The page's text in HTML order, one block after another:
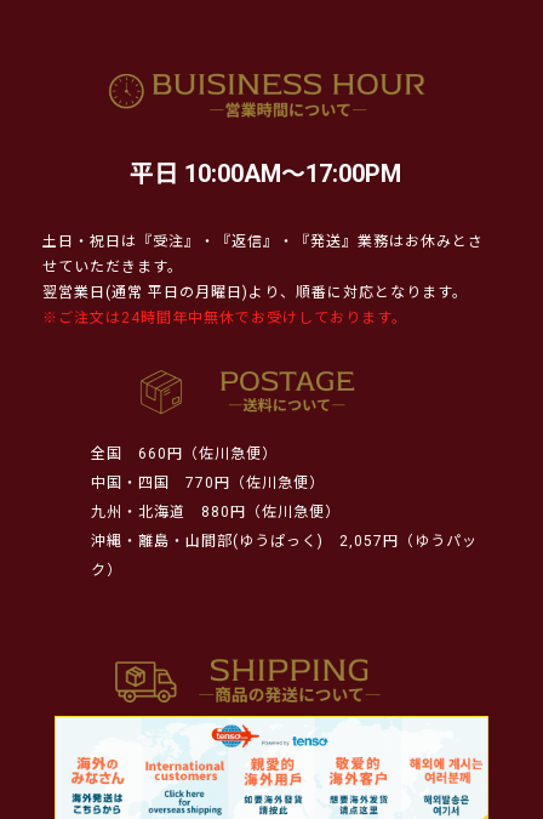
平日 10:00AM～17:00PM
土日・祝日は『受注』・『返信』・『発送』業務はお休みとさ
せていただきます。
翌営業日(通常 平日の月曜日)より、順番に対応となります。
※ご注文は24時間年中無休でお受けしております。
全国
660円（佐川急便）
中国・四国
770円（佐川急便）
九州・北海道
880円（佐川急便）
沖縄・離島・山間部(ゆうぱっく)
2,057円（ゆうパッ
ク）